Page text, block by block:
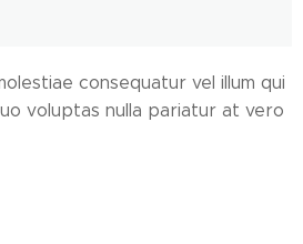
consequatur vel illum qui
voluptas nulla pariatur at vero